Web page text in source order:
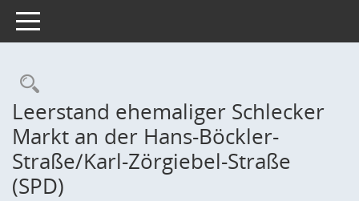
Toggle navigation
Rechercheauswahl
Leerstand ehemaliger Schlecker
Markt an der Hans-Böckler-
Straße/Karl-Zörgiebel-Straße
(SPD)